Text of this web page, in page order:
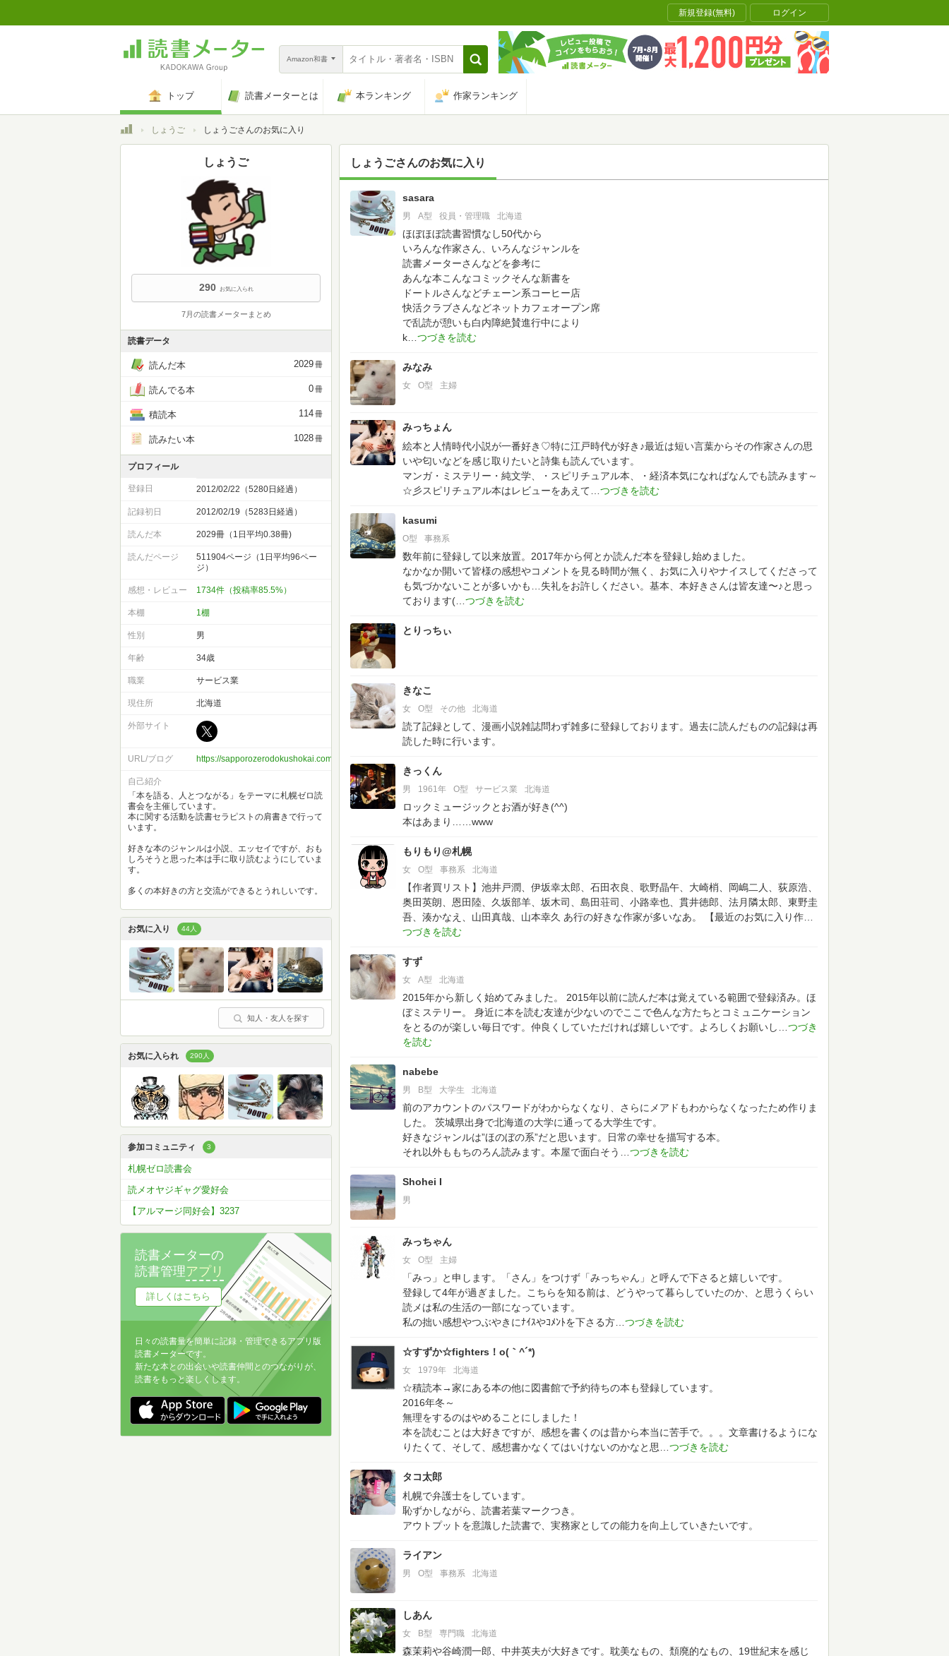
新規登録(無料) ログイン
Amazon和書
トップ 読書メーターとは 本ランキング 作家ランキング
トップしょうご しょうごさんのお気に入り
しょうごさんのお気に入り
44 sasara
男 A型 役員・管理職 北海道
ほぼほぼ読書習慣なし50代から
いろんな作家さん、いろんなジャンルを
読書メーターさんなどを参考に
あんな本こんなコミックそんな新書を
ドートルさんなどチェーン系コーヒー店
快活クラブさんなどネットカフェオープン席
で乱読が憩いも白内障絶賛進行中により
k
みなみ
女 O型 主婦
みっちょん
絵本と人情時代小説が一番好き♡特に江戸時代が好き♪最近は短い言葉からその作家さんの思
いや匂いなどを感じ取りたいと詩集も読んでいます。
マンガ・ミステリー・純文学、・スピリチュアル本、・経済本気になればなんでも読みます～
☆彡スピリチュアル本はレビューをあえて
kasumi
O型 事務系
数年前に登録して以来放置。2017年から何とか読んだ本を登録し始めました。
なかなか開いて皆様の感想やコメントを見る時間が無く、お気に入りやナイスしてくださって
も気づかないことが多いかも…失礼をお許しください。基本、本好きさんは皆友達〜♪と思っ
ております(
とりっちぃ
きなこ
女 O型 その他 北海道
読了記録として、漫画小説雑誌問わず雑多に登録しております。過去に読んだものの記録は再
読した時に行います。
きっくん
男 1961年 O型 サービス業 北海道
ロックミュージックとお酒が好き(^^)
本はあまり……www
もりもり@札幌
女 O型 事務系 北海道
【作者買リスト】池井戸潤、伊坂幸太郎、石田衣良、歌野晶午、大崎梢、岡嶋二人、荻原浩、
奥田英朗、恩田陸、久坂部羊、坂木司、島田荘司、小路幸也、貫井徳郎、法月隣太郎、東野圭
吾、湊かなえ、山田真哉、山本幸久 あ行の好きな作家が多いなあ。 【最近のお気に入り作
すず
女 A型 北海道
2015年から新しく始めてみました。
2015年以前に読んだ本は覚えている範囲で登録済み。ほ
ぼミステリー。
身近に本を読む友達が少ないのでここで色んな方たちとコミュニケーション
をとるのが楽しい毎日です。仲良くしていただければ嬉しいです。よろしくお願いし
nabebe
男 B型 大学生 北海道
前のアカウントのパスワードがわからなくなり、さらにメアドもわからなくなったため作りま
した。
茨城県出身で北海道の大学に通ってる大学生です。
好きなジャンルは”ほのぼの系”だと思います。日常の幸せを描写する本。
それ以外ももちのろん読みます。本屋で面白そう
Shohei I
男
みっちゃん
女 O型 主婦
「みっ」と申します。「さん」をつけず「みっちゃん」と呼んで下さると嬉しいです。
登録して4年が過ぎました。こちらを知る前は、どうやって暮らしていたのか、と思うくらい
読メは私の生活の一部になっています。
私の拙い感想やつぶやきにﾅｲｽやｺﾒﾝﾄを下さる方
☆すずか☆fighters！o(｀^´*)
女 1979年 北海道
☆積読本→家にある本の他に図書館で予約待ちの本も登録しています。
2016年冬～
無理をするのはやめることにしました！
本を読むことは大好きですが、感想を書くのは昔から本当に苦手で。。。文章書けるようにな
りたくて、そして、感想書かなくてはいけないのかなと思
タコ太郎
札幌で弁護士をしています。
恥ずかしながら、読書若葉マークつき。
アウトプットを意識した読書で、実務家としての能力を向上していきたいです。
ライアン
男 O型 事務系 北海道
しあん
女 B型 専門職 北海道
森茉莉や谷崎潤一郎、中井英夫が大好きです。耽美なもの、頽廃的なもの、19世紀末を感じ
しょうご
290 お気に入られ
7月の読書メーターまとめ
読書データ
読んだ本 2029冊
読んでる本 0冊
積読本 114冊
読みたい本 1028冊
プロフィール
登録日 2012/02/22（5280日経過）
記録初日 2012/02/19（5283日経過）
読んだ本 2029冊（1日平均0.38冊)
読んだページ
511904ページ（1日平均96ペー
ジ）
感想・レビュー 1734件（投稿率85.5%）
本棚 1棚
性別 男
年齢 34歳
職業 サービス業
現住所 北海道
外部サイト
URL/ブログ https://sapporozerodokushokai.com
自己紹介
「本を語る、人とつながる」をテーマに札幌ゼロ読
書会を主催しています。
本に関する活動を読書セラピストの肩書きで行って
います。
好きな本のジャンルは小説、エッセイですが、おも
しろそうと思った本は手に取り読むようにしていま
す。
多くの本好きの方と交流ができるとうれしいです。
お気に入り 44人
知人・友人を探す
お気に入られ 290人
参加コミュニティ 3
札幌ゼロ読書会
読メオヤジギャグ愛好会
【アルマージ同好会】3237
読書メーターの
読書管理アプリ
詳しくはこちら
日々の読書量を簡単に記録・管理できるアプリ版
読書メーターです。
新たな本との出会いや読書仲間とのつながりが、
読書をもっと楽しくします。